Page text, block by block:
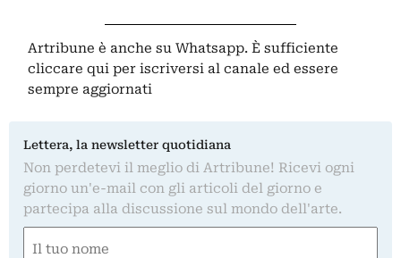
Artribune è anche su Whatsapp. È sufficiente
cliccare qui per iscriversi al canale ed essere
sempre aggiornati
Lettera, la newsletter quotidiana
Non perdetevi il meglio di Artribune! Ricevi ogni
giorno un'e-mail con gli articoli del giorno e
partecipa alla discussione sul mondo dell'arte.